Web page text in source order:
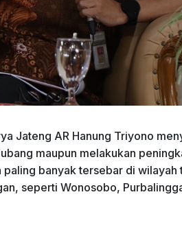
Jateng AR Hanung Triyono
maupun melakukan
paling banyak tersebar di
seperti Wonosobo,